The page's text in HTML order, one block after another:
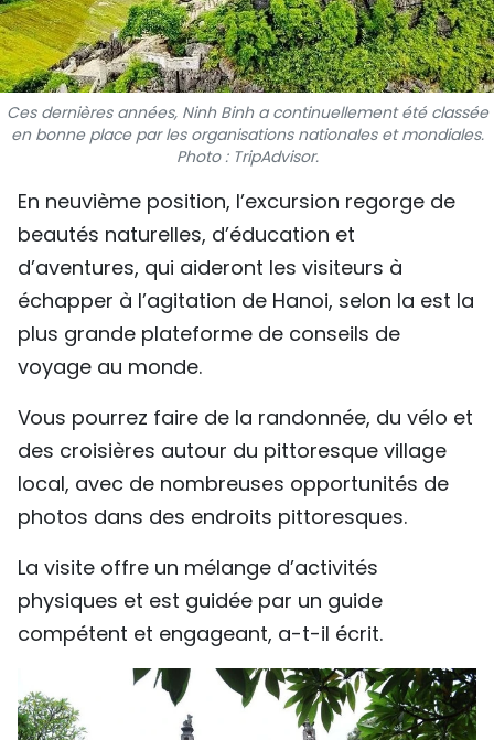
MÉGASTORIE
INFOGRAPHIE
PHOTO
VIDÉO
À PROPOS DU "PEUPLE"
TIẾNG VIỆT
ENGLISH
中文
РУССКИЙ
Ces dernières années, Ninh Binh a continuellement été classée
en bonne place par les organisations nationales et mondiales.
Photo : TripAdvisor.
En neuvième position, l’excursion regorge de
beautés naturelles, d’éducation et
d’aventures, qui aideront les visiteurs à
échapper à l’agitation de Hanoi, selon la est la
plus grande plateforme de conseils de
voyage au monde.
Vous pourrez faire de la randonnée, du vélo et
des croisières autour du pittoresque village
local, avec de nombreuses opportunités de
photos dans des endroits pittoresques.
La visite offre un mélange d’activités
physiques et est guidée par un guide
compétent et engageant, a-t-il écrit.